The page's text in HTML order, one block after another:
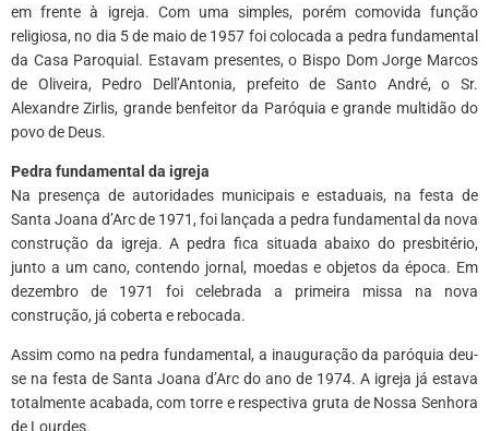
em frente à igreja. Com uma simples, porém comovida função
religiosa, no dia 5 de maio de 1957 foi colocada a pedra fundamental
da Casa Paroquial. Estavam presentes, o Bispo Dom Jorge Marcos
de Oliveira, Pedro Dell’Antonia, prefeito de Santo André, o Sr.
Alexandre Zirlis, grande benfeitor da Paróquia e grande multidão do
povo de Deus.
Pedra fundamental da igreja
Na presença de autoridades municipais e estaduais, na festa de
Santa Joana d’Arc de 1971, foi lançada a pedra fundamental da nova
construção da igreja. A pedra fica situada abaixo do presbitério,
junto a um cano, contendo jornal, moedas e objetos da época. Em
dezembro de 1971 foi celebrada a primeira missa na nova
construção, já coberta e rebocada.
Assim como na pedra fundamental, a inauguração da paróquia deu-
se na festa de Santa Joana d’Arc do ano de 1974. A igreja já estava
totalmente acabada, com torre e respectiva gruta de Nossa Senhora
de Lourdes.